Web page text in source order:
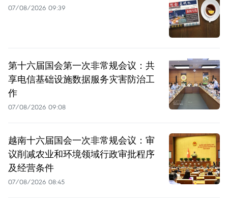
07/08/2026 09:39
第十六届国会第一次非常规会议：共
享电信基础设施数据服务灾害防治工
作
07/08/2026 09:08
越南十六届国会一次非常规会议：审
议削减农业和环境领域行政审批程序
及经营条件
07/08/2026 08:45